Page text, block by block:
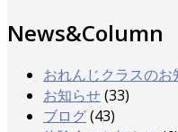
News&Column
おれんじクラスのお
お知らせ(33)
ブログ(43)